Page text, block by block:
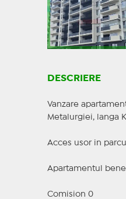
DESCRIERE
Vanzare
Metalurgiei, langa
Acces usor in
Apartamentul
Comision 0